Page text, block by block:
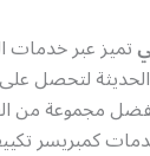
تميز عبر خدمات
لتحصل
بفضل مجموعة
كمبريسر